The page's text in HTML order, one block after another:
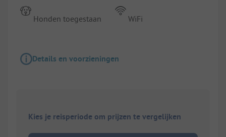
Honden toegestaan WiFi
Details en voorzieningen
Kies je reisperiode om prijzen te vergelijken